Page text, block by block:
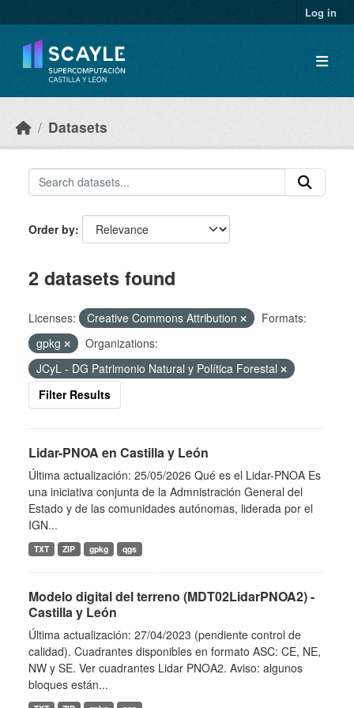
Log in
Datasets
Order by
2 datasets found
Licenses: Creative Commons Attribution
Formats:
gpkg
Organizations:
JCyL - DG Patrimonio Natural y Política Forestal
Filter Results
Lidar-PNOA en Castilla y León
Última actualización: 25/05/2026 Qué es el Lidar-PNOA Es
una iniciativa conjunta de la Admnistración General del
Estado y de las comunidades autónomas, liderada por el
IGN...
TXT ZIP gpkg qgs
Modelo digital del terreno (MDT02LidarPNOA2) -
Castilla y León
Última actualización: 27/04/2023 (pendiente control de
calidad). Cuadrantes disponibles en formato ASC: CE, NE,
NW y SE. Ver cuadrantes Lidar PNOA2. Aviso: algunos
bloques están...